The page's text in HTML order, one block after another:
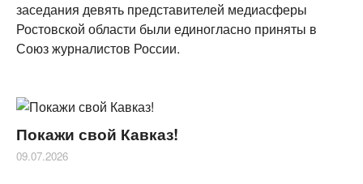
заседания девять представителей медиасферы
Ростовской области были единогласно приняты в
Союз журналистов России.
Покажи свой Кавказ!
09.07.2026